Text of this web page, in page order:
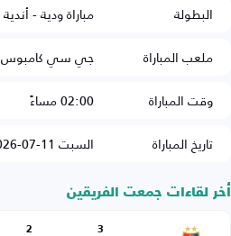
البطولة
مباراة ودية - أندية
ملعب المباراة
جي سي كامبوس
وقت المباراة
02:00 مساءً
تاريخ المباراة
السبت 11-07-2026
أخر لقاءات جمعت الفريقين
3
2